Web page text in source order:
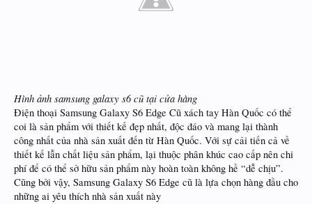
Hình ảnh samsung galaxy s6 cũ tại cửa hàng
Điện thoại Samsung Galaxy S6 Edge Cũ xách tay Hàn Quốc có thể
coi là sản phẩm với thiết kế đẹp nhất, độc đáo và mang lại thành
công nhất của nhà sản xuất đến từ Hàn Quốc. Với sự cải tiến cả về
thiết kế lẫn chất liệu sản phẩm, lại thuộc phân khúc cao cấp nên chi
phí để có thể sở hữu sản phẩm này hoàn toàn không hề “dễ chịu”.
Cũng bởi vậy, Samsung Galaxy S6 Edge cũ là lựa chọn hàng đầu cho
những ai yêu thích nhà sản xuất này